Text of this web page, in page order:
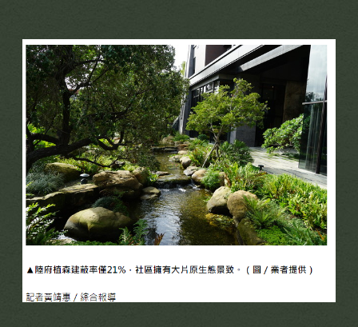
質感樂活
關於陸府基金會
最新消息
美學活動
展覽資訊
聯絡我們
陸府新訊
NEWS
全部訊息
美學鑑賞
國際展覽
用心服務
媒體報導